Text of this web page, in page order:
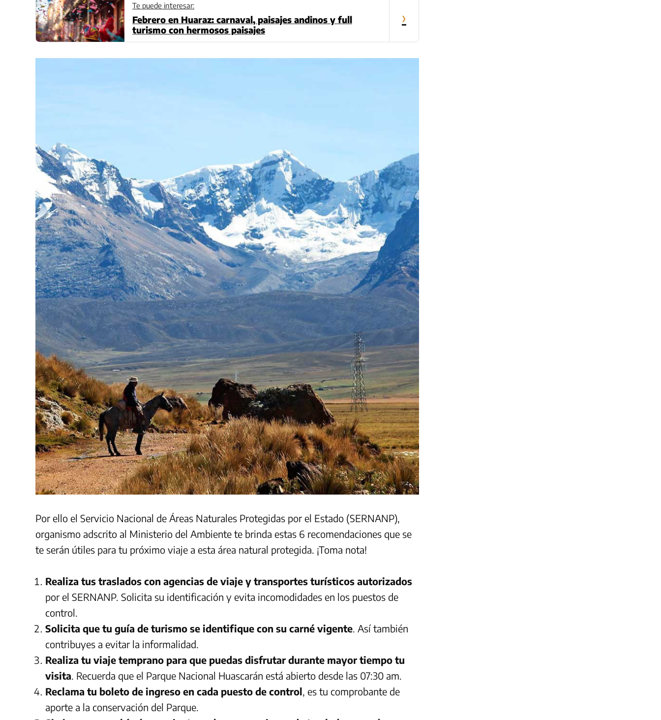
Te puede interesar:
Febrero en Huaraz: carnaval, paisajes andinos y full
turismo con hermosos paisajes
›
Por ello el Servicio Nacional de Áreas Naturales Protegidas por el Estado (SERNANP),
organismo adscrito al Ministerio del Ambiente te brinda estas 6 recomendaciones que se
te serán útiles para tu próximo viaje a esta área natural protegida. ¡Toma nota!
Realiza tus traslados con agencias de viaje y transportes turísticos autorizados
por el SERNANP. Solicita su identificación y evita incomodidades en los puestos de
control.
Solicita que tu guía de turismo se identifique con su carné vigente . Así también
contribuyes a evitar la informalidad.
Realiza tu viaje temprano para que puedas disfrutar durante mayor tiempo tu
visita . Recuerda que el Parque Nacional Huascarán está abierto desde las 07:30 am.
Reclama tu boleto de ingreso en cada puesto de control , es tu comprobante de
aporte a la conservación del Parque.